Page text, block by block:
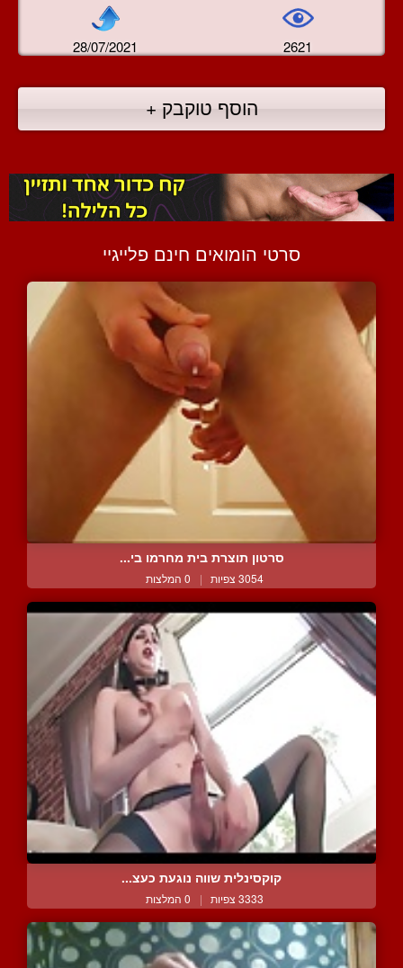
28/07/2021 2621
הוסף טוקבק +
סרטי הומואים חינם פלייגיי
סרטון תוצרת בית מחרמו בי...
3054 צפיות | 0 המלצות
קוקסינלית שווה נוגעת כעצ...
3333 צפיות | 0 המלצות